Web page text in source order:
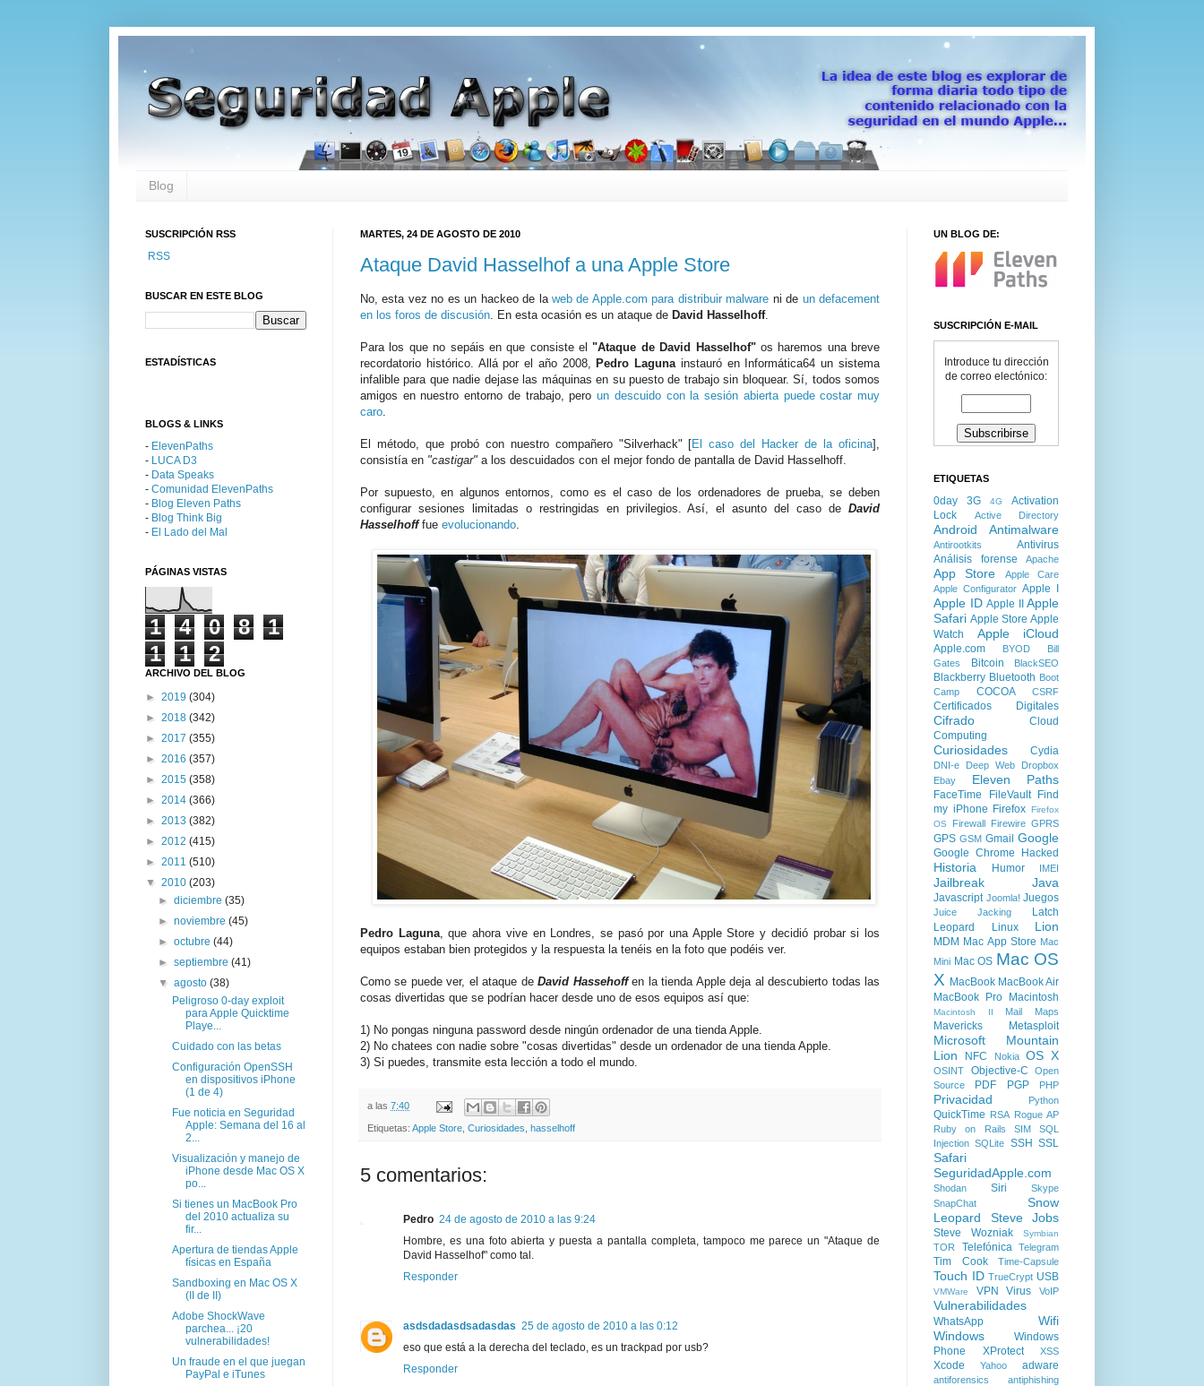
Blog
MARTES, 24 DE AGOSTO DE 2010
Ataque David Hasselhof a una Apple Store
No, esta vez no es un hackeo de la web de Apple.com para distribuir malware ni de un defacement
en los foros de discusión. En esta ocasión es un ataque de David Hasselhoff.
Para los que no sepáis en que consiste el"Ataque de David Hasselhof"os haremos una breve
recordatorio histórico. Allá por el año 2008, Pedro Lagunainstauró en Informática64 un sistema
infalible para que nadie dejase las máquinas en su puesto de trabajo sin bloquear. Sí, todos somos
amigos en nuestro entorno de trabajo, peroun descuido con la sesión abierta puede costar muy
caro.
El método, que probó con nuestro compañero "Silverhack" [El caso del Hacker de la oficina],
consistía en "castigar" a los descuidados con el mejor fondo de pantalla de David Hasselhoff.
Por supuesto, en algunos entornos, como es el caso de los ordenadores de prueba, se deben
configurar sesiones limitadas o restringidas en privilegios. Así, el asunto del caso de David
Hasselhofffue evolucionando.
Pedro Laguna, que ahora vive en Londres, se pasó por una Apple Store y decidió probar si los
equipos estaban bien protegidos y la respuesta la tenéis en la foto que podéis ver.
Como se puede ver, el ataque deDavid Hassehoffen la tienda Apple deja al descubierto todas las
cosas divertidas que se podrían hacer desde uno de esos equipos así que:
1) No pongas ninguna password desde ningún ordenador de una tienda Apple.
2) No chatees con nadie sobre "cosas divertidas" desde un ordenador de una tienda Apple.
3) Si puedes, transmite esta lección a todo el mundo.
a las 7:40
Etiquetas: Apple Store Curiosidades hasselhoff
5 comentarios:
Pedro 24 de agosto de 2010 a las 9:24
Hombre, es una foto abierta y puesta a pantalla completa, tampoco me parece un "Ataque de
David Hasselhof" como tal.
Responder
asdsdadasdsadasdas 25 de agosto de 2010 a las 0:12
eso que está a la derecha del teclado, es un trackpad por usb?
Responder
SUSCRIPCIÓN RSS
RSS
BUSCAR EN ESTE BLOG
ESTADÍSTICAS
BLOGS & LINKS
- ElevenPaths
- LUCA D3
- Data Speaks
- Comunidad ElevenPaths
- Blog Eleven Paths
- Blog Think Big
- El Lado del Mal
PÁGINAS VISTAS
1 4 0 8
1
1
1 2
ARCHIVO DEL BLOG
► 2019 (304)
► 2018 (342)
► 2017 (355)
► 2016 (357)
► 2015 (358)
► 2014 (366)
► 2013 (382)
► 2012 (415)
► 2011 (510)
▼ 2010 (203)
►diciembre(35)
►noviembre(45)
►octubre(44)
►septiembre(41)
▼agosto(38)
Peligroso 0-day exploit
para Apple Quicktime
Playe...
Cuidado con las betas
Configuración OpenSSH
en dispositivos iPhone
(1 de 4)
Fue noticia en Seguridad
Apple: Semana del 16 al
2...
Visualización y manejo de
iPhone desde Mac OS X
po...
Si tienes un MacBook Pro
del 2010 actualiza su
fir...
Apertura de tiendas Apple
físicas en España
Sandboxing en Mac OS X
(II de II)
Adobe ShockWave
parchea... ¡20
vulnerabilidades!
Un fraude en el que juegan
PayPal e iTunes
UN BLOG DE:
SUSCRIPCIÓN E-MAIL
Introduce tu dirección
de correo electónico:
ETIQUETAS
0day 3G 4G
Activation
Lock
Active Directory
Android Antimalware
Antirootkits
Antivirus
Análisis forense
Apache
App Store
Apple Care
Apple Configurator Apple I
Apple ID Apple II
Apple
Safari Apple Store Apple
Watch
Apple iCloud
Apple.com BYOD
Bill
Gates
Bitcoin BlackSEO
Blackberry Bluetooth Boot
Camp
COCOA CSRF
Certificados Digitales
Cifrado
Cloud
Computing
Curiosidades Cydia
DNI-e Deep Web
Dropbox
Ebay
Eleven Paths
FaceTime FileVault
Find
my iPhone Firefox Firefox
OS
Firewall Firewire GPRS
GPS GSM Gmail Google
Google Chrome Hacked
Historia Humor IMEI
Jailbreak Java
Javascript Joomla! Juegos
Juice Jacking
Latch
Leopard
Linux Lion
MDM Mac App Store Mac
Mini Mac OS Mac OS
X MacBook MacBook Air
MacBook Pro
Macintosh
Macintosh II Mail Maps
Mavericks Metasploit
Microsoft
Mountain
Lion
NFC Nokia OS X
OSINT Objective-C
Open
Source
PDF PGP PHP
Privacidad Python
QuickTime RSA Rogue AP
Ruby on Rails
SIM
SQL
Injection SQLite SSH SSL
Safari
SeguridadApple.com
Shodan Siri
Skype
SnapChat
Snow
Leopard
Steve Jobs
Steve Wozniak Symbian
TOR Telefónica Telegram
Tim Cook Time-Capsule
Touch ID TrueCrypt USB
VMWare VPN Virus VoIP
Vulnerabilidades
WhatsApp
Wifi
Windows
Windows
Phone
XProtect XSS
Xcode Yahoo adware
antiforensics antiphishing